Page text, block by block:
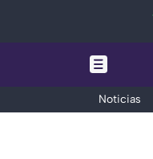
Noticias